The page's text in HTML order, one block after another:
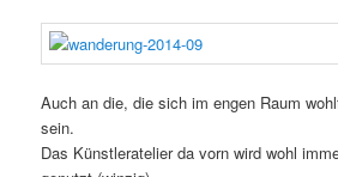
Auch an die, die sich im engen Raum
sein.
Das Künstleratelier da vorn wird wohl